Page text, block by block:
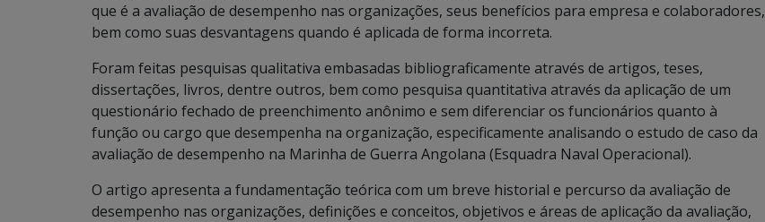
que é a avaliação de desempenho nas organizações, seus benefícios para empresa e colaboradores,
bem como suas desvantagens quando é aplicada de forma incorreta.
Foram feitas pesquisas qualitativa embasadas bibliograficamente através de artigos, teses,
dissertações, livros, dentre outros, bem como pesquisa quantitativa através da aplicação de um
questionário fechado de preenchimento anônimo e sem diferenciar os funcionários quanto à
função ou cargo que desempenha na organização, especificamente analisando o estudo de caso da
avaliação de desempenho na Marinha de Guerra Angolana (Esquadra Naval Operacional).
O artigo apresenta a fundamentação teórica com um breve historial e percurso da avaliação de
desempenho nas organizações, definições e conceitos, objetivos e áreas de aplicação da avaliação,